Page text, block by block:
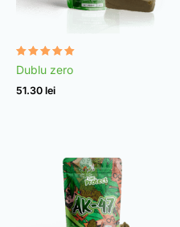
Evaluat la
4.92
din 5
Dublu zero
51.30 lei